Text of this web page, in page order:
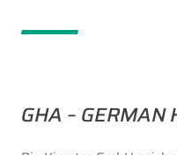
GHA – GERMAN